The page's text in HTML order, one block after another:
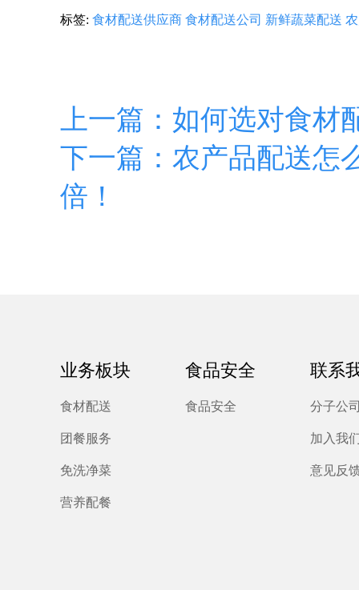
标签: 食材配送供应商 食材配送公司 新鲜蔬菜配送
上一篇：如何选对食材
下一篇：农产品配送怎
倍！
业务板块
食材配送
团餐服务
免洗净菜
营养配餐
食品安全
食品安全
联系
分子公
加入我
意见反